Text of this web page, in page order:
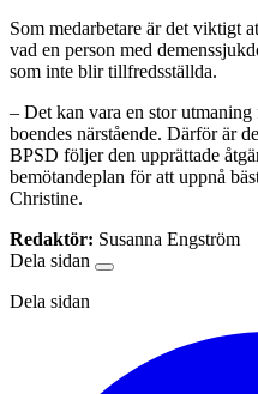
Som medarbetare är det viktigt
vad en person med
som inte blir tillfredsställda.
– Det kan vara en stor
boendes närstående. Därför är
BPSD följer den upprättade
bemötandeplan för att uppnå
Christine.
Redaktör: Susanna Engström
Dela sidan
Dela sidan